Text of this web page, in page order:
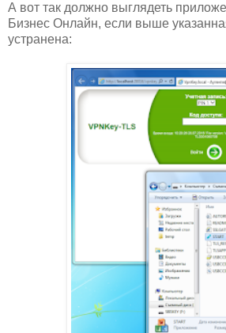
А вот так должно выглядеть
Бизнес Онлайн, если выше
устранена: